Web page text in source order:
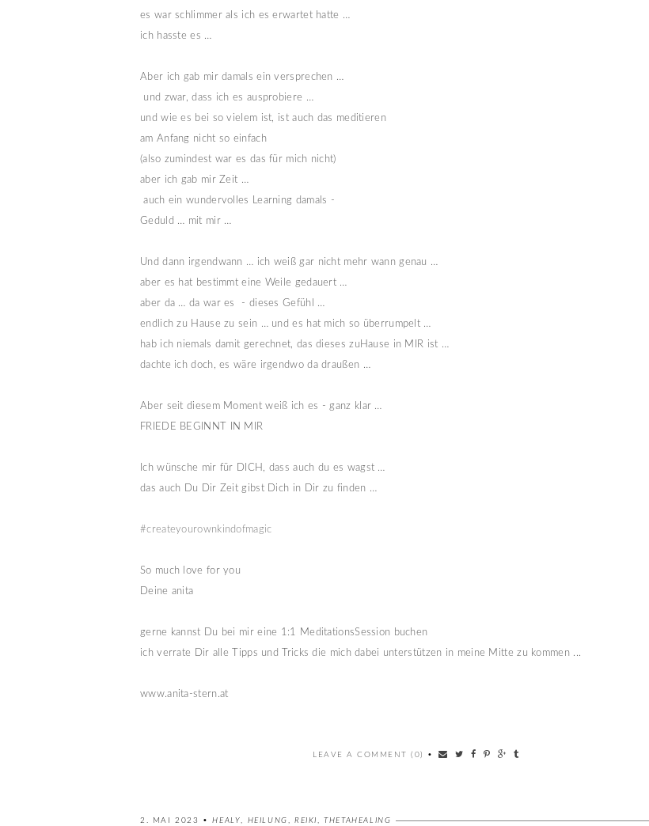
es war schlimmer als ich es erwartet hatte …
ich hasste es …
Aber ich gab mir damals ein versprechen …
und zwar, dass ich es ausprobiere …
und wie es bei so vielem ist, ist auch das meditieren
am Anfang nicht so einfach
(also zumindest war es das für mich nicht)
aber ich gab mir Zeit …
auch ein wundervolles Learning damals -
Geduld … mit mir …
Und dann irgendwann … ich weiß gar nicht mehr wann genau …
aber es hat bestimmt eine Weile gedauert …
aber da … da war es  - dieses Gefühl …
endlich zu Hause zu sein … und es hat mich so überrumpelt …
hab ich niemals damit gerechnet, das dieses zuHause in MIR ist …
dachte ich doch, es wäre irgendwo da draußen …
Aber seit diesem Moment weiß ich es - ganz klar …
FRIEDE BEGINNT IN MIR
Ich wünsche mir für DICH, dass auch du es wagst …
das auch Du Dir Zeit gibst Dich in Dir zu finden …
#createyourownkindofmagic
So much love for you
Deine anita
gerne kannst Du bei mir eine 1:1 MeditationsSession buchen
ich verrate Dir alle Tipps und Tricks die mich dabei unterstützen in meine Mitte zu kommen ...
www.anita-stern.at
LEAVE A COMMENT (0) •
2. MAI 2023 •HEALY, HEILUNG ,REIKI,THETAHEALING